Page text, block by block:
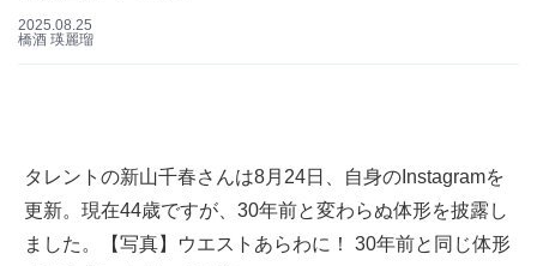
2025.08.25
橋酒 瑛麗瑠
タレントの新山千春さんは8月24日、自身のInstagramを
更新。現在44歳ですが、30年前と変わらぬ体形を披露し
ました。【写真】ウエストあらわに！ 30年前と同じ体形